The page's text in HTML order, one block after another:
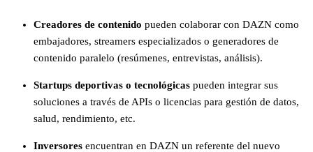
Creadores de contenido pueden colaborar con DAZN como
embajadores, streamers especializados o generadores de
contenido paralelo (resúmenes, entrevistas, análisis).
Startups deportivas o tecnológicas pueden integrar sus
soluciones a través de APIs o licencias para gestión de datos,
salud, rendimiento, etc.
Inversores encuentran en DAZN un referente del nuevo